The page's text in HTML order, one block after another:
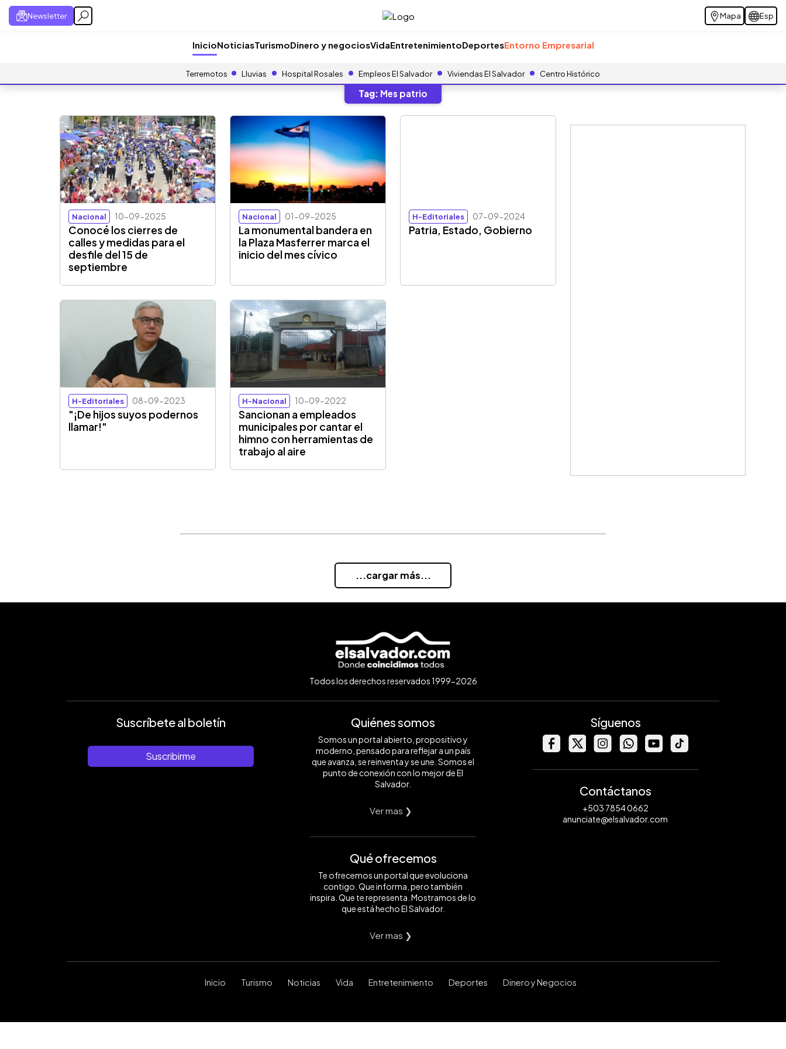
Newsletter Mapa Esp
InicioNoticiasTurismoDinero y negociosVidaEntretenimientoDeportesEntorno Empresarial
Terremotos Lluvias Hospital Rosales Empleos El Salvador Viviendas El Salvador Centro Histórico
Tag: Mes patrio
Nacional 10-09-2025
Conocé los cierres de
calles y medidas para el
desfile del 15 de
septiembre
Nacional 01-09-2025
La monumental bandera en
la Plaza Masferrer marca el
inicio del mes cívico
H-Editoriales 07-09-2024
Patria, Estado, Gobierno
H-Editoriales 08-09-2023
"¡De hijos suyos podernos
llamar!"
H-Nacional 10-09-2022
Sancionan a empleados
municipales por cantar el
himno con herramientas de
trabajo al aire
...cargar más...
Todos los derechos reservados 1999-2026
Suscríbete al boletín
Suscribirme
Quiénes somos
Somos un portal abierto, propositivo y
moderno, pensado para reflejar a un país
que avanza, se reinventa y se une. Somos el
punto de conexión con lo mejor de El
Salvador.
Ver mas ❯
Qué ofrecemos
Te ofrecemos un portal que evoluciona
contigo. Que informa, pero también
inspira. Que te representa. Mostramos de lo
que está hecho El Salvador.
Ver mas ❯
Síguenos
Contáctanos
+503 7854 0662
anunciate@elsalvador.com
Inicio Turismo Noticias Vida Entretenimiento Deportes Dinero y Negocios